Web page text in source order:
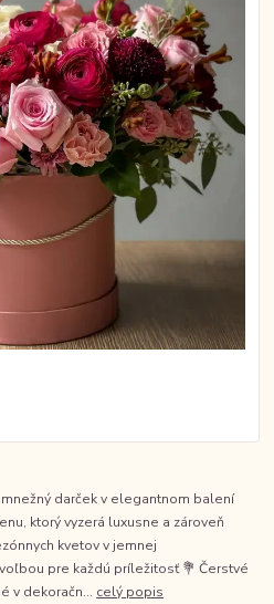
darček v elegantnom balení
ktorý vyzerá luxusne a zároveň
kvetov v jemnej
pre každú príležitosť 💐 Čerstvé
v dekoračn... celý popis